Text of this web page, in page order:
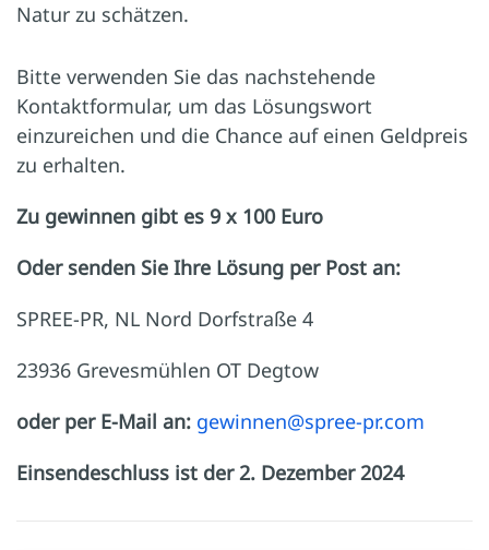
Natur zu schätzen.
Bitte verwenden Sie das nachstehende
Kontaktformular, um das Lösungswort
einzureichen und die Chance auf einen Geldpreis
zu erhalten.
Zu gewinnen gibt es 9 x 100 Euro
Oder senden Sie Ihre Lösung per Post an:
SPREE-PR, NL Nord Dorfstraße 4
23936 Grevesmühlen OT Degtow
oder per E-Mail an: gewinnen@spree-pr.com
Einsendeschluss ist der 2. Dezember 2024